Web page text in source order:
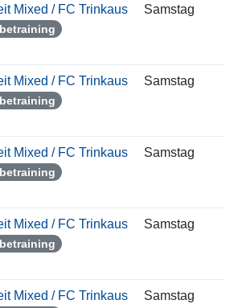
Mixed / FC Trinkaus Samstag
Mixed / FC Trinkaus Samstag
Mixed / FC Trinkaus Samstag
Mixed / FC Trinkaus Samstag
Mixed / FC Trinkaus Samstag